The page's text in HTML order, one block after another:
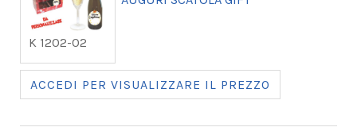
K 1202-02
ACCEDI PER VISUALIZZARE IL PREZZO